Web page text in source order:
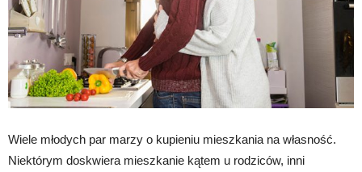
Wiele młodych par marzy o kupieniu mieszkania na własność.
Niektórym doskwiera mieszkanie kątem u rodziców, inni